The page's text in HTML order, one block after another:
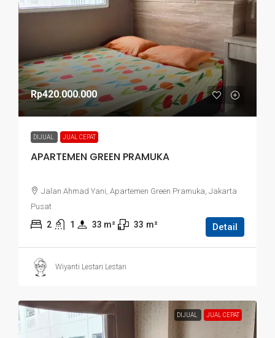
Rp420.000.000
DIJUAL JUAL CEPAT
APARTEMEN GREEN PRAMUKA
Jalan Ahmad Yani, Apartemen Green Pramuka, Jakarta
Pusat
2 1 33 m² 33 m² Detail
Wiyanti Lestari Lestari
DIJUAL JUAL CEPAT